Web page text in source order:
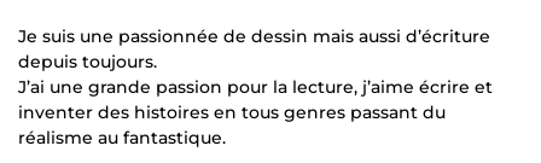
Je suis une passionnée de dessin mais aussi d’écriture
depuis toujours.
J’ai une grande passion pour la lecture, j’aime écrire et
inventer des histoires en tous genres passant du
réalisme au fantastique.